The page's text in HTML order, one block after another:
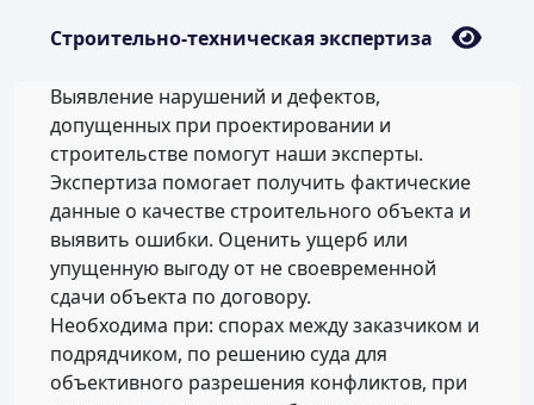
Строительно-техническая экспертиза
Выявление нарушений и дефектов,
допущенных при проектировании и
строительстве помогут наши эксперты.
Экспертиза помогает получить фактические
данные о качестве строительного объекта и
выявить ошибки. Оценить ущерб или
упущенную выгоду от не своевременной
сдачи объекта по договору.
Необходима при: спорах между заказчиком и
подрядчиком, по решению суда для
объективного разрешения конфликтов, при